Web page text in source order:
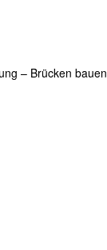
– Brücken bauen